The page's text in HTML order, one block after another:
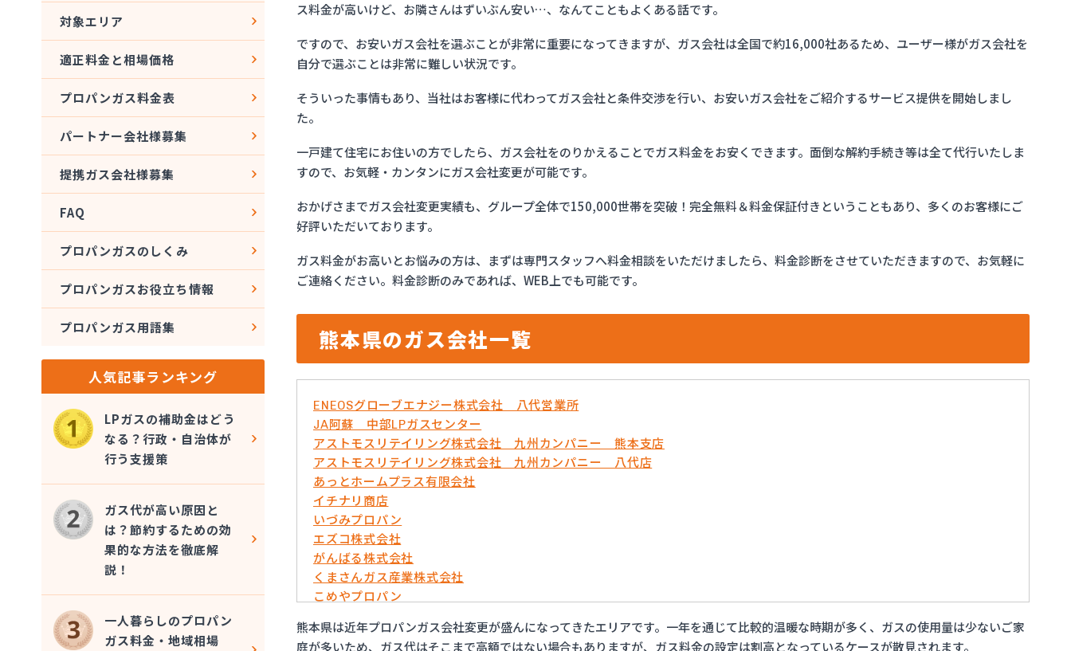
ス料金が高いけど、お隣さんはずいぶん安い…、なんてこともよくある話です。
ですので、お安いガス会社を選ぶことが非常に重要になってきますが、ガス会社は全国で約16,000社あるため、ユーザー様がガス会社を
自分で選ぶことは非常に難しい状況です。
そういった事情もあり、当社はお客様に代わってガス会社と条件交渉を行い、お安いガス会社をご紹介するサービス提供を開始しまし
た。
一戸建て住宅にお住いの方でしたら、ガス会社をのりかえることでガス料金をお安くできます。面倒な解約手続き等は全て代行いたしま
すので、お気軽・カンタンにガス会社変更が可能です。
おかげさまでガス会社変更実績も、グループ全体で150,000世帯を突破！完全無料＆料金保証付きということもあり、多くのお客様にご
好評いただいております。
ガス料金がお高いとお悩みの方は、まずは専門スタッフへ料金相談をいただけましたら、料金診断をさせていただきますので、お気軽に
ご連絡ください。料金診断のみであれば、WEB上でも可能です。
熊本県のガス会社一覧
ENEOSグローブエナジー株式会社 八代営業所
JA阿蘇 中部LPガスセンター
アストモスリテイリング株式会社 九州カンパニー 熊本支店
アストモスリテイリング株式会社 九州カンパニー 八代店
あっとホームプラス有限会社
イチナリ商店
いづみプロパン
エズコ株式会社
がんばる株式会社
くまさんガス産業株式会社
こめやプロパン
サンエス設備機器株式会社
熊本県は近年プロパンガス会社変更が盛んになってきたエリアです。一年を通じて比較的温暖な時期が多く、ガスの使用量は少ないご家
庭が多いため、ガス代はそこまで高額ではない場合もありますが、ガス料金の設定は割高となっているケースが散見されます。
対象エリア
適正料金と相場価格
プロパンガス料金表
パートナー会社様募集
提携ガス会社様募集
FAQ
プロパンガスのしくみ
プロパンガスお役立ち情報
プロパンガス用語集
人気記事ランキング
LPガスの補助金はどう
なる？行政・自治体が
行う支援策
ガス代が高い原因と
は？節約するための効
果的な方法を徹底解
説！
一人暮らしのプロパン
ガス料金・地域相場